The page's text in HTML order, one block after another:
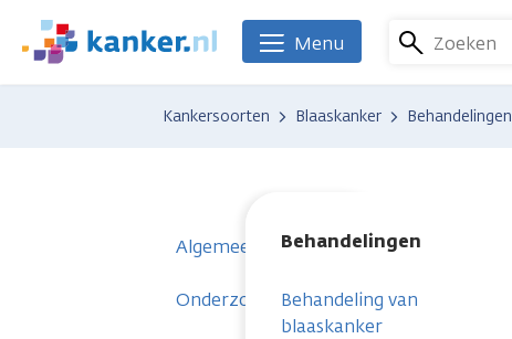
naar
We
zijn
Zoeken
Menu
Kankersoorten Blaaskanker Behandelingen
Algemeen
Onderzoeken
Behandelingen
Behandeling van
blaaskanker